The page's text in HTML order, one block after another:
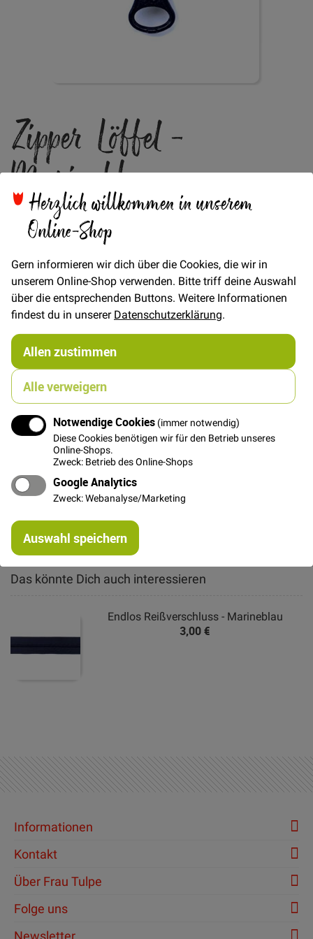
Herzlich willkommen in unserem
Online-Shop
Gern informieren wir dich über die Cookies, die wir in
unserem Online-Shop verwenden. Bitte triff deine Auswahl
über die entsprechenden Buttons. Weitere Informationen
findest du in unsererDatenschutzerklärung.
Allen zustimmen
Alle verweigern
Notwendige Cookies (immer notwendig)
Diese Cookies benötigen wir für den Betrieb unseres
Online-Shops.
Zweck: Betrieb des Online-Shops
Google Analytics
Zweck: Webanalyse/Marketing
Auswahl speichern
der
Bildgalerie
springen
Zipper Löffel -
Marineblau
Passend für unsere Endlos Reißverschlüsse
0,60 €
STÜCK
Menge
In den Warenkorb
Das könnte Dich auch interessieren
Endlos Reißverschluss - Marineblau
3,00 €
Details
Zipper mit Löffelgriff für Endlos Reißverschlüsse mit
6mm Spirale, marine
Weitere Informationen
Informationen
Kontakt
Über Frau Tulpe
Folge uns